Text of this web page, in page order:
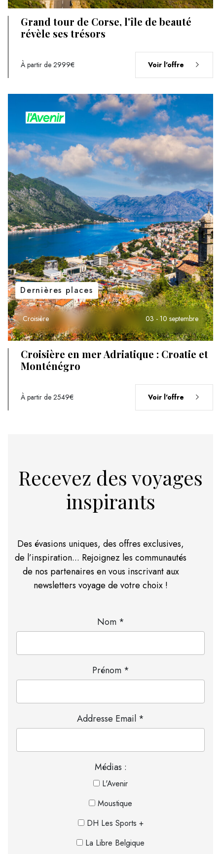
Grand tour de Corse, l'île de beauté
révèle ses trésors
À partir de 2999€ Voir l'offre
Dernières places
Croisière 03 - 10 septembre
Croisière en mer Adriatique : Croatie et
Monténégro
À partir de 2549€ Voir l'offre
Recevez des voyages
inspirants
Des évasions uniques, des offres exclusives,
de l’inspiration... Rejoignez les communautés
de nos partenaires en vous inscrivant aux
newsletters voyage de votre choix !
Nom *
Prénom *
Addresse Email *
Médias :
L'Avenir
Moustique
DH Les Sports +
La Libre Belgique